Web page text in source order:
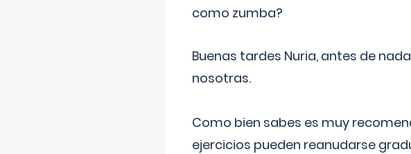
como zumba?
Buenas tardes Nuria, antes de
nosotras.
Como bien sabes es muy
ejercicios pueden reanudarse